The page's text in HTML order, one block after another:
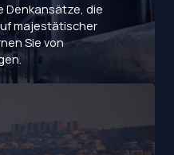
Denkansätze, die
majestätischer
Sie von